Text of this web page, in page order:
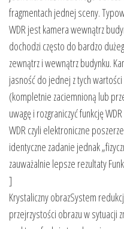
fragmentach jednej sceny.
WDR jest kamera wewnątrz
dochodzi często do bardzo
zewnątrz i wewnątrz budynku.
jasność do jednej z tych
(kompletnie zaciemnioną lub
uwagę i rozgraniczyć funkcję
WDR czyli elektroniczne
identyczne zadanie jednak
zauważalnie lepsze rezultaty
]
Krystaliczny obrazSystem
przejrzystości obrazu w sytuacji